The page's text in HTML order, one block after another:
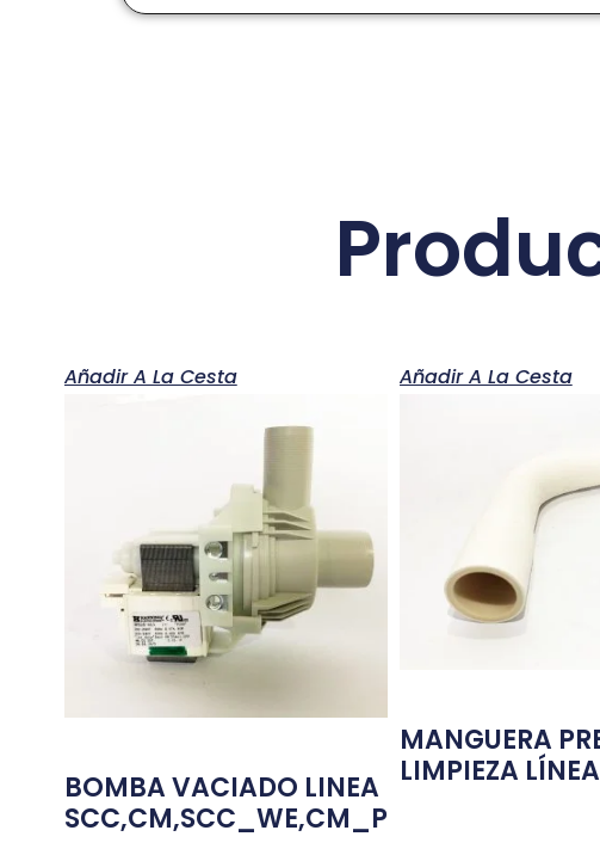
Añadir A La Cesta
BOMBA VACIADO LINEA
SCC,CM,SCC_WE,CM_P
Añadir A La Cesta
MANGUERA
LIMPIEZA